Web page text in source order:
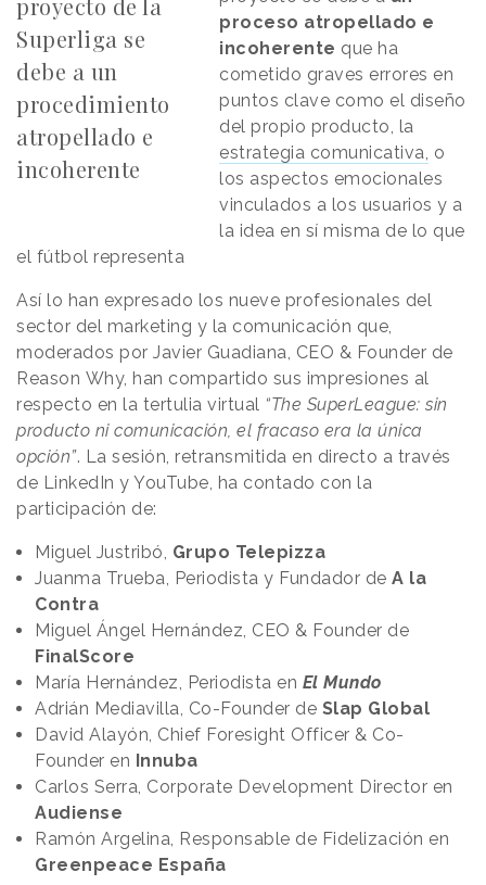
proyecto de la
Superliga se
debe a un
procedimiento
atropellado e
incoherente
proceso atropellado e
incoherente que ha
cometido graves errores en
puntos clave como el diseño
del propio producto, la
estrategia comunicativa, o
los aspectos emocionales
vinculados a los usuarios y a
la idea en sí misma de lo que
el fútbol representa
Así lo han expresado los nueve profesionales del
sector del marketing y la comunicación que,
moderados por Javier Guadiana, CEO & Founder de
Reason Why, han compartido sus impresiones al
respecto en la tertulia virtual “The SuperLeague: sin
producto ni comunicación, el fracaso era la única
opción”. La sesión, retransmitida en directo a través
de LinkedIn y YouTube, ha contado con la
participación de:
Miguel Justribó, Grupo Telepizza
Juanma Trueba, Periodista y Fundador de A la
Contra
Miguel Ángel Hernández, CEO & Founder de
FinalScore
María Hernández, Periodista en El Mundo
Adrián Mediavilla, Co-Founder de Slap Global
David Alayón, Chief Foresight Officer & Co-
Founder en Innuba
Carlos Serra, Corporate Development Director en
Audiense
Ramón Argelina, Responsable de Fidelización en
Greenpeace España